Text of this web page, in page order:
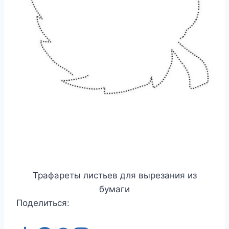
Трафареты листьев для вырезания из
бумаги
Поделиться: